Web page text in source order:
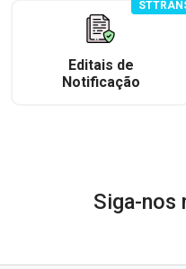
Editais de
Notificação
Siga-nos